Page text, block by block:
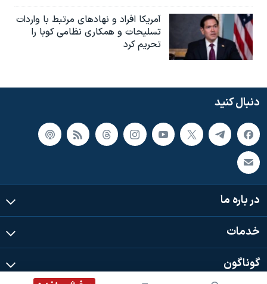
آمریکا افراد و نهادهای مرتبط با واردات
تسلیحات و همکاری نظامی کوبا را
تحریم کرد
دنبال کنید
در باره ما
خدمات
گوناگون